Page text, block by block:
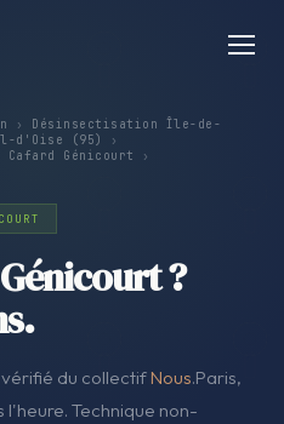
› Désinsectisation Île-de-
d'Oise (95)
›
Cafard Génicourt ›
?
du collectifNous.Paris,
l'heure. Technique non-